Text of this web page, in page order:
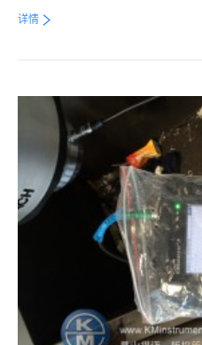
详情